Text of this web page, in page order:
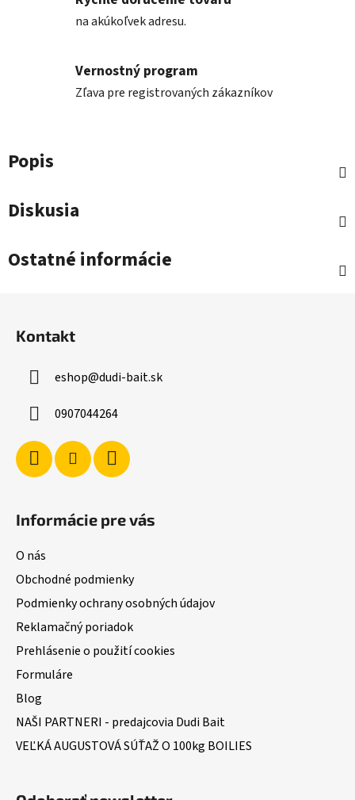
na akúkoľvek adresu.
Vernostný program
Zľava pre registrovaných zákazníkov
Popis
Diskusia
Ostatné informácie
Kontakt
eshop@dudi-bait.sk
0907044264
Informácie pre vás
O nás
Obchodné podmienky
Podmienky ochrany osobných údajov
Reklamačný poriadok
Prehlásenie o použití cookies
Formuláre
Blog
NAŠI PARTNERI - predajcovia Dudi Bait
VEĽKÁ AUGUSTOVÁ SÚŤAŽ O 100kg BOILIES